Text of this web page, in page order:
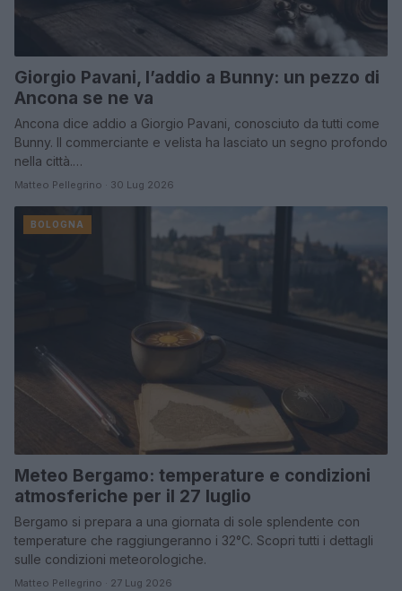
Giorgio Pavani, l’addio a Bunny: un pezzo di
Ancona se ne va
Ancona dice addio a Giorgio Pavani, conosciuto da tutti come
Bunny. Il commerciante e velista ha lasciato un segno profondo
nella città.…
Matteo Pellegrino · 30 Lug 2026
BOLOGNA
Meteo Bergamo: temperature e condizioni
atmosferiche per il 27 luglio
Bergamo si prepara a una giornata di sole splendente con
temperature che raggiungeranno i 32°C. Scopri tutti i dettagli
sulle condizioni meteorologiche.
Matteo Pellegrino · 27 Lug 2026